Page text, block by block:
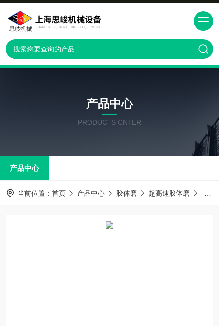
产品中心
PRODUCTS CNTER
产品中心
当前位置： 首页 产品中心 胶体磨 超高速胶体磨